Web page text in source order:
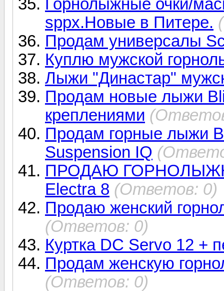
Горнолыжные очки/
sppx.Новые в Питере.
Продам универсалы
Куплю мужской
Лыжи "Династар"
Продам новые лыжи
креплениями
Продам горные лыжи
Suspension IQ
ПРОДАЮ
Electra 8 (Ответов: 0)
Продаю женский
(Ответов: 0)
Куртка DC Servo 12 +
Продам женскую
(Ответов: 0)